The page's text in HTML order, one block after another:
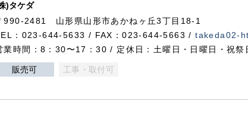
)タケダ
990-2481 山形県山形市あかねヶ丘3丁目18-1
：023-644-5633 / FAX：023-644-5663 /takeda02-
業時間：8：30〜17：30 / 定休日：土曜日・日曜日・祝祭
販売可 工事・取付可